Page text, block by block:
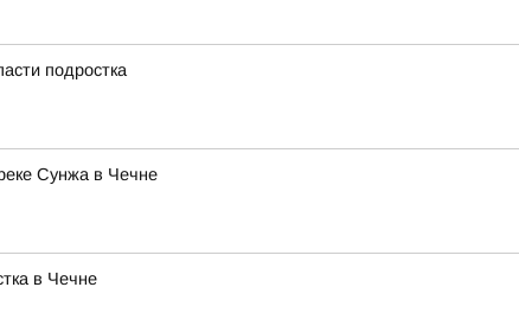
подростка
Сунжа в Чечне
в Чечне